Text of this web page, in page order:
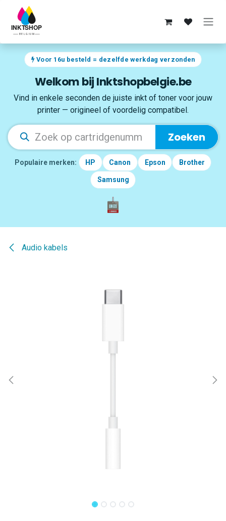
Overslaan naar inhoud
Voor 16u besteld = dezelfde werkdag verzonden
Welkom bij Inktshopbelgie.be
Vind in enkele seconden de juiste inkt of toner voor jouw
printer — origineel of voordelig compatibel.
Zoeken
Populaire merken: HP Canon Epson Brother
Samsung
Audio kabels